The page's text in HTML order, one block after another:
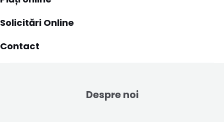
Solicitări Online
Contact
Despre noi